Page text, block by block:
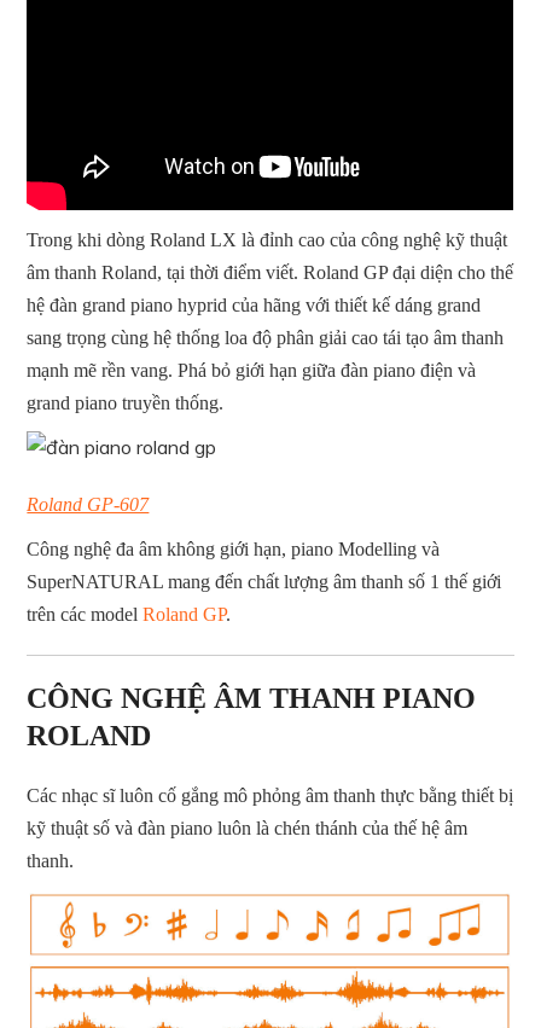
Trong khi dòng Roland LX là đỉnh cao của công nghệ kỹ thuật
âm thanh Roland, tại thời điểm viết. Roland GP đại diện cho thế
hệ đàn grand piano hyprid của hãng với thiết kế dáng grand
sang trọng cùng hệ thống loa độ phân giải cao tái tạo âm thanh
mạnh mẽ rền vang. Phá bỏ giới hạn giữa đàn piano điện và
grand piano truyền thống.
Roland GP-607
Công nghệ đa âm không giới hạn, piano Modelling và
SuperNATURAL mang đến chất lượng âm thanh số 1 thế giới
trên các modelRoland GP.
CÔNG NGHỆ ÂM THANH PIANO
ROLAND
Các nhạc sĩ luôn cố gắng mô phỏng âm thanh thực bằng thiết bị
kỹ thuật số và đàn piano luôn là chén thánh của thế hệ âm
thanh.